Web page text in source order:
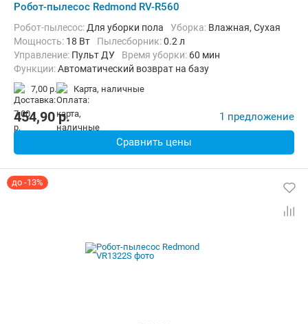
Робот-пылесос Redmond RV-R560
Робот-пылесос: Для уборки пола Уборка: Влажная, Сухая
мощность: 18 Вт пылесборник:0.2 л
Управление: Пульт ДУ Время уборки: 60 мин
Функции:Автоматический возврат на базу
7,00 р. карта, наличные
454,90p. 1 предложение
Сравнить цены
до -13%